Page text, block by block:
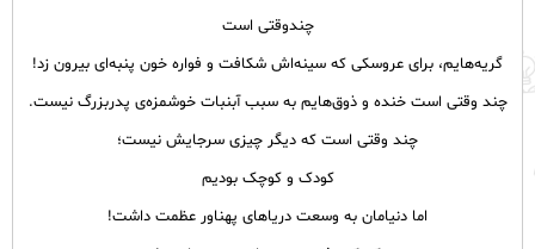
چندوقتی است
گریه‌هایم، برای عروسکی که سینه‌اش شکافت و فواره خون پنبه‌ای بیرون زد!
چند وقتی است خنده و ذوق‌هایم به سبب آبنبات خوشمزه‌ی پدربزرگ نیست.
چند وقتی است که دیگر چیزی سرجایش نیست؛
کودک و کوچک بودیم
اما دنیامان به وسعت دریاهای پهناور عظمت داشت!